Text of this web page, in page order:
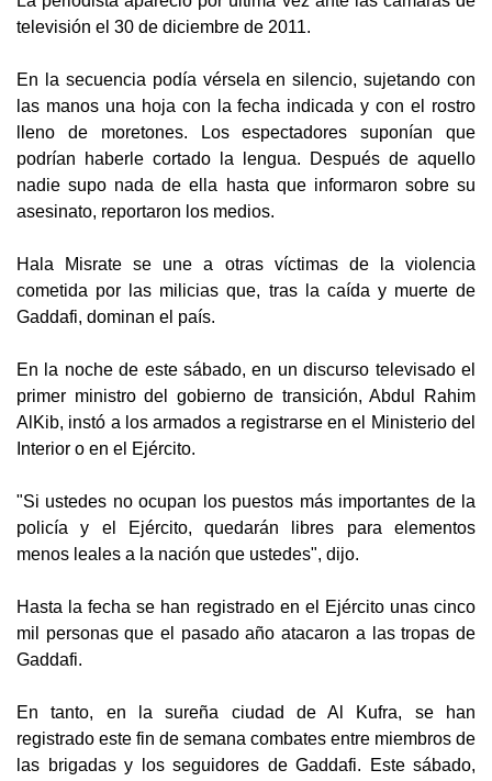
televisión el 30 de diciembre de 2011.
En la secuencia podía vérsela en silencio, sujetando con
las manos una hoja con la fecha indicada y con el rostro
lleno de moretones. Los espectadores suponían que
podrían haberle cortado la lengua. Después de aquello
nadie supo nada de ella hasta que informaron sobre su
asesinato, reportaron los medios.
Hala Misrate se une a otras víctimas de la violencia
cometida por las milicias que, tras la caída y muerte de
Gaddafi, dominan el país.
En la noche de este sábado, en un discurso televisado el
primer ministro del gobierno de transición, Abdul Rahim
AlKib, instó a los armados a registrarse en el Ministerio del
Interior o en el Ejército.
"Si ustedes no ocupan los puestos más importantes de la
policía y el Ejército, quedarán libres para elementos
menos leales a la nación que ustedes", dijo.
Hasta la fecha se han registrado en el Ejército unas cinco
mil personas que el pasado año atacaron a las tropas de
Gaddafi.
En tanto, en la sureña ciudad de Al Kufra, se han
registrado este fin de semana combates entre miembros de
las brigadas y los seguidores de Gaddafi. Este sábado,